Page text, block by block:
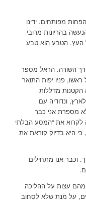
מפותחים. ידינו
בהריונות מרובי
העץ. הטבע הוא טבע
השורה. הראל מספר
פניו יפות התואר
הקטנות מדללות
ונדודיה עם
מספרת אני כבר
לקרוא את “המסע הבלתי
היא בדיוק קוראת את
וכבר אנו מתחילים
מהם עצות על ההליכה
על מנת שלא לסחוב